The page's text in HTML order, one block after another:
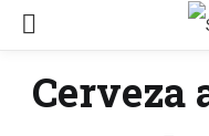
Cerveza